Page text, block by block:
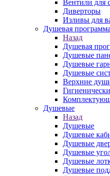
Вентили для
Диверторы
Изливы для
Душевая программа
Назад
Душевая
Душевые
Душевые
Душевые
Верхние
Душевые
Назад
Душевые
Душевые
Душевые
Душевые
Душевые
Душевые